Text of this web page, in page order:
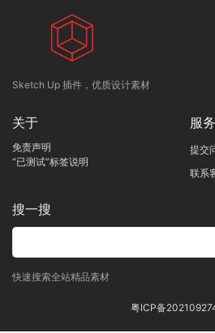
Sketch Up 插件，优质设计素材
关于
免责声明
“已测试”标签说明
服务
提交
联系
搜一搜
快速搜索全站精品素材
粤ICP备